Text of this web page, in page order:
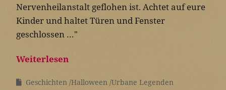
Nervenheilanstalt geflohen ist. Achtet auf eure
Kinder und haltet Türen und Fenster
geschlossen …"
Weiterlesen
Geschichten Halloween Urbane Legenden